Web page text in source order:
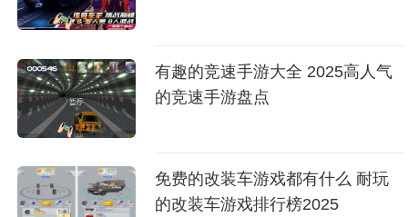
有趣的竞速手游大全 2025高人气
的竞速手游盘点
免费的改装车游戏都有什么 耐玩
的改装车游戏排行榜2025